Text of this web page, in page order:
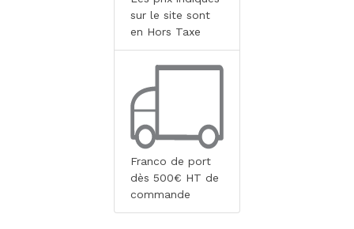
sur le site sont
en Hors Taxe
Franco de port
dès 500€ HT de
commande